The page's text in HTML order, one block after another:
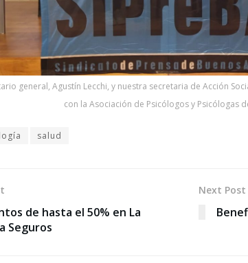
general, Agustín Lecchi, y nuestra secretaria de Acción
con la Asociación de Psicólogos y Psicólogas
salud
de hasta el 50% en La
Seguros
Next Post